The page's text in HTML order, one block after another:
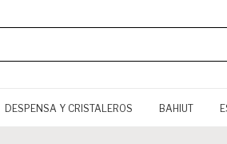
DESPENSA Y CRISTALEROS BAHIUT